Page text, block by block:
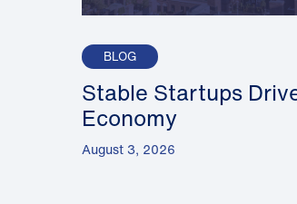
BLOG
Stable Startups
Economy
August 3, 2026